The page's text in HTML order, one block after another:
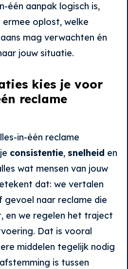
één aanpak logisch is,
oplost, welke
mag verwachten én
jouw situatie.
kies je voor
reclame
in-één reclame
consistentie, snelheid en
wat mensen van jouw
dat: we vertalen
gevoel naar reclame die
en we regelen het traject
Dat is vooral
middelen tegelijk nodig
is tussen